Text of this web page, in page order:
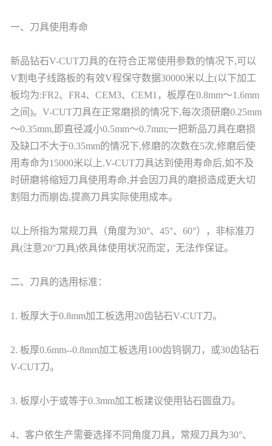
一、刀具使用寿命
新品钻石V-CUT刀具的在符合正常使用参数的情况下,可以
V割电子线路板的有效V程保守数据30000米以上(以下加工
板均为:FR2、FR4、CEM3、CEM1，板厚在0.8mm～1.6mm
之间)。V-CUT刀具在正常磨损的情况下,每次须研磨0.25mm
～0.35mm,即直径减小0.5mm～0.7mm;一把新品刀具在磨损
及缺口不大于0.35mm的情况下,修磨的次数在5次,修磨后使
用寿命为15000米以上.V-CUT刀具达到使用寿命后,如不及
时研磨将缩短刀具使用寿命,并会因刀具的磨损造成更大切
割阻力而崩齿,提高刀具实际使用成本。
以上所指为常规刀具（角度为30°、45°、60°），非标准刀
具(注意20°刀具)依具体使用状况而定，无法作保证。
二、刀具的选用标准：
1. 板厚大于0.8mm加工板选用20齿钻石V-CUT刀。
2. 板厚0.6mm--0.8mm加工板选用100齿钨钢刀，或30齿钻石
V-CUT刀。
3. 板厚小于或等于0.3mm加工板建议使用钻石圆盘刀。
4．客户依生产需要选择不同角度刀具，常规刀具为30°、